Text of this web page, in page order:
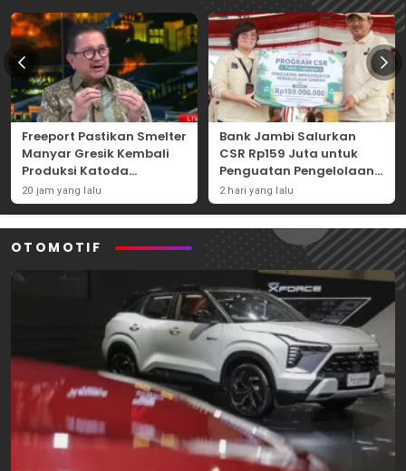
Freeport Pastikan Smelter
Manyar Gresik Kembali
Produksi Katoda
Tembaga Mulai
September 2026
20 jam yang lalu
Bank Jambi Salurkan
CSR Rp159 Juta untuk
Penguatan Pengelolaan
Sampah di Tanjung
Jabung Barat
2 hari yang lalu
OTOMOTIF